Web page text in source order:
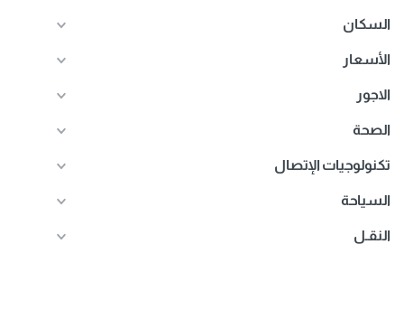
السكان
الأسعار
الاجور
الصحة
تكنولوجيات الإتصال
السياحة
النقـل